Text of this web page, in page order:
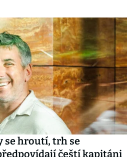
se hroutí, trh se
čeští kapitáni